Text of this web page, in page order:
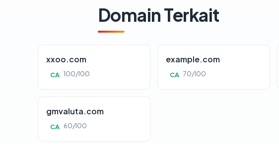
Domain Terkait
xxoo.com
CA 100/100
example.com
CA 70/100
gmvaluta.com
CA 60/100